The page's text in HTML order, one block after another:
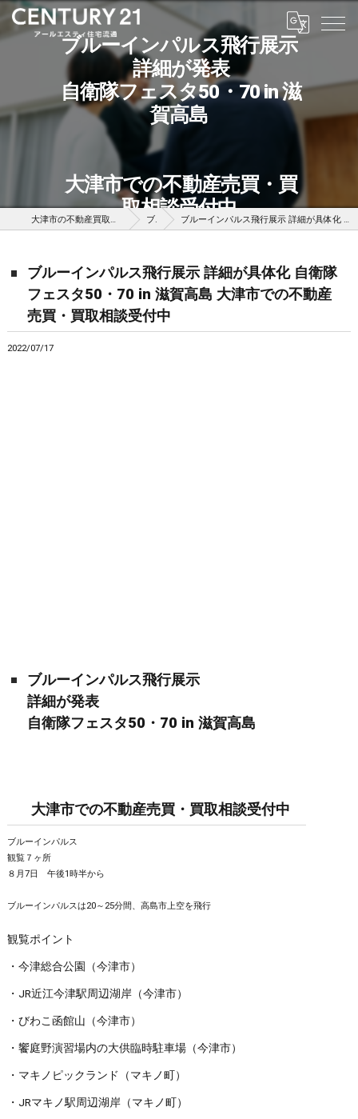
ブルーインパルス飛行展示
詳細が発表
自衛隊フェスタ50・70 in 滋
賀高島
大津市での不動産売買・買
取相談受付中
大津市の不動産買取はセンチュリー21アールエスティ住宅流通 ブログ ブルーインパルス飛行展示 詳細が具体化 自衛隊フェスタ50・70 in 滋賀高島 大津市での不動産売買・買取相談受付中
ブルーインパルス飛行展示 詳細が具体化 自衛隊
フェスタ50・70 in 滋賀高島 大津市での不動産
売買・買取相談受付中
2022/07/17
ブルーインパルス飛行展示
詳細が発表
自衛隊フェスタ50・70 in 滋賀高島
大津市での不動産売買・買取相談受付中
ブルーインパルス
観覧７ヶ所
８月7日 午後1時半から
ブルーインパルスは20～25分間、高島市上空を飛行
観覧ポイント
・今津総合公園（今津市）
・JR近江今津駅周辺湖岸（今津市）
・びわこ函館山（今津市）
・饗庭野演習場内の大供臨時駐車場（今津市）
・マキノピックランド（マキノ町）
・JRマキノ駅周辺湖岸（マキノ町）